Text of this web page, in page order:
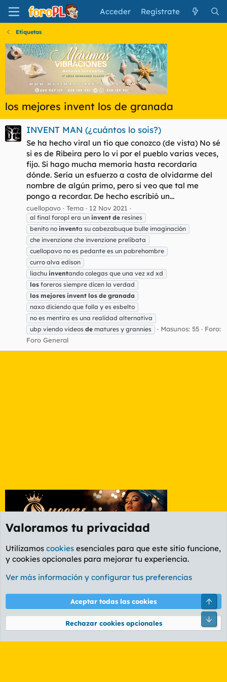
Acceder Regístrate
Etiquetas
los mejores invent los de granada
INVENT MAN (¿cuántos lo sois?)
Se ha hecho viral un tío que conozco (de vista) No sé
si es de Ribeira pero lo vi por el pueblo varias veces,
fijo. Si hago mucha memoria hasta recordaría
dónde. Sería un esfuerzo a costa de olvidarme del
nombre de algún primo, pero si veo que tal me
pongo a recordar. De hecho escribió un...
cuellopavo Tema 12 Nov 2021
al final foropl era un invent de resines
benito no inventa su cabezabuque bulle imaginación
che invenzione che invenzione prelibata
cuellopavo no es pedante es un pobrehombre
curro alva edison
liachu inventando colegas que una vez xd xd
los foreros siempre dicen la verdad
los mejores invent los de granada
naxo diciendo que folla y es esbelto
no es mentira es una realidad alternativa
ubp viendo videos de matures y grannies Masunos: 55
Foro:
Foro General
Etiquetas
Cookies
PL OLDSTYLE AMARILLO
Términos y reglas Política de privacidad Ayuda
Community platform by XenForo® © 2010-2026 XenForo Ltd.
Valoramos tu privacidad
Utilizamos cookies esenciales para que este sitio funcione,
y cookies opcionales para mejorar tu experiencia.
Ver más información y configurar tus preferencias
Aceptar todas las cookies
Rechazar cookies opcionales
Pie